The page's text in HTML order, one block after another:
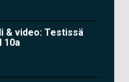
& video: Testissä
10a